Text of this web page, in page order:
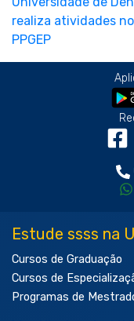
Estude ssss na
Cursos de Graduação
Cursos de
Programas de